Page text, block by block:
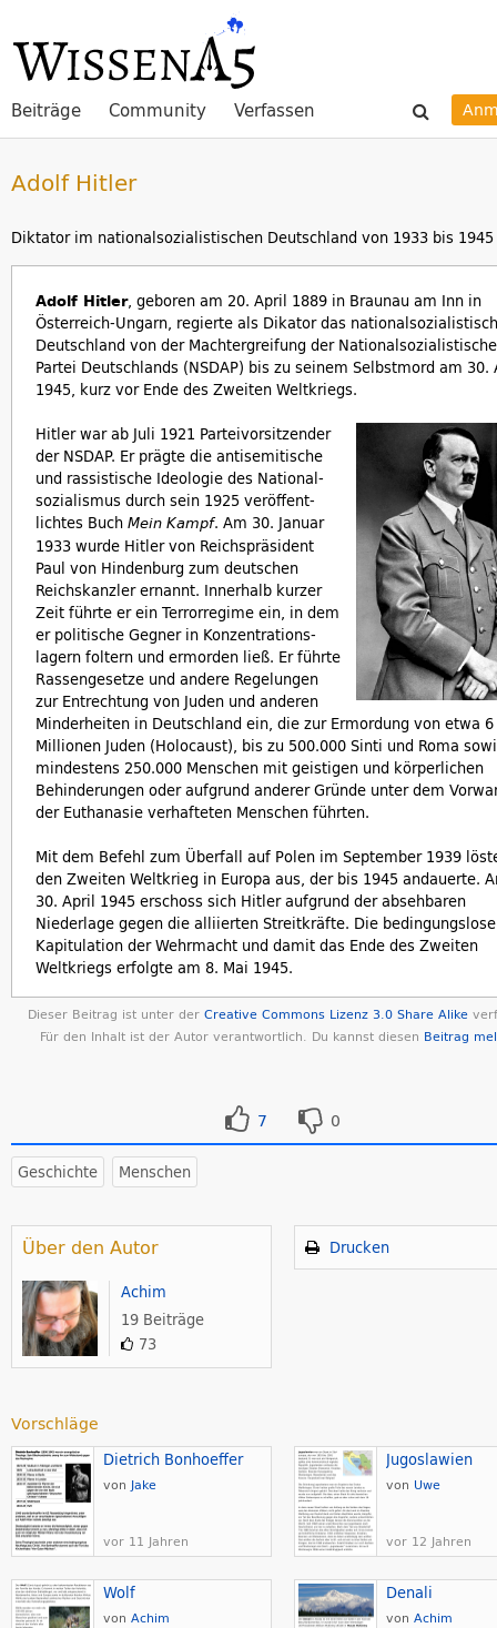
Beiträge Community Verfassen
Adolf Hitler
Diktator im nationalsozialistischen Deutschland von 1933 bis 1945
Adolf Hitler, geboren am 20. April 1889 in Braunau am Inn in
Österreich-Ungarn, regierte als Dikator das
Deutschland von der Machtergreifung der
Partei Deutschlands (NSDAP) bis zu seinem Selbstmord am 30.
1945, kurz vor Ende des Zweiten Weltkriegs.
Hitler war ab Juli 1921 Parteivorsitzender
der NSDAP. Er prägte die antisemitische
und rassistische Ideologie des National-
sozialismus durch sein 1925 veröffent-
lichtes Buch Mein Kampf. Am 30. Januar
1933 wurde Hitler von Reichspräsident
Paul von Hindenburg zum deutschen
Reichskanzler ernannt. Innerhalb kurzer
Zeit führte er ein Terrorregime ein, in dem
er politische Gegner in Konzentrations-
lagern foltern und ermorden ließ. Er führte
Rassengesetze und andere Regelungen
zur Entrechtung von Juden und anderen
Minderheiten in Deutschland ein, die zur Ermordung von etwa 6
Millionen Juden (Holocaust), bis zu 500.000 Sinti und Roma
mindestens 250.000 Menschen mit geistigen und körperlichen
Behinderungen oder aufgrund anderer Gründe unter dem
der Euthanasie verhafteten Menschen führten.
Mit dem Befehl zum Überfall auf Polen im September 1939
den Zweiten Weltkrieg in Europa aus, der bis 1945 andauerte.
30. April 1945 erschoss sich Hitler aufgrund der absehbaren
Niederlage gegen die alliierten Streitkräfte. Die bedingungslose
Kapitulation der Wehrmacht und damit das Ende des Zweiten
Weltkriegs erfolgte am 8. Mai 1945.
Dieser Beitrag ist unter der Creative Commons Lizenz 3.0 Share Alike
Für den Inhalt ist der Autor verantwortlich. Du kannst diesen Beitrag
7 0
Geschichte Menschen
Drucken
Über den Autor
Achim
19 Beiträge
73
Vorschläge
Dietrich Bonhoeffer
von Jake
vor 11 Jahren
Jugoslawien
von Uwe
vor 12 Jahren
Wolf
von Achim
Denali
von Achim